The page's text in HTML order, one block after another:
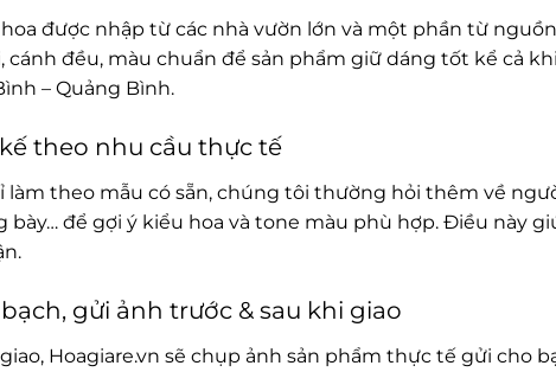
hoa được nhập từ các nhà vườn lớn và một phần từ
cánh đều, màu chuẩn để sản phẩm giữ dáng tốt kể cả
– Quảng Bình.
theo nhu cầu thực tế
làm theo mẫu có sẵn, chúng tôi thường hỏi thêm về
bày… để gợi ý kiểu hoa và tone màu phù hợp. Điều này
gửi ảnh trước & sau khi giao
Hoagiare.vn sẽ chụp ảnh sản phẩm thực tế gửi cho